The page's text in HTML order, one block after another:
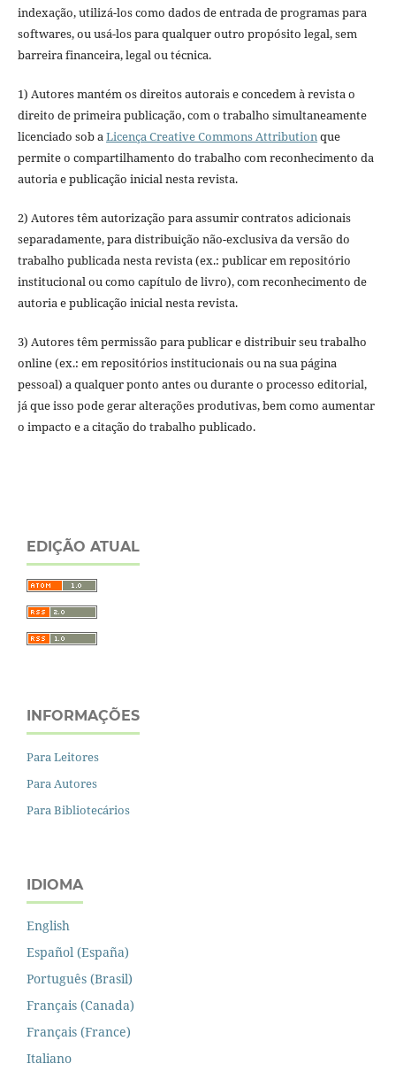
indexação, utilizá-los como dados de entrada de programas para
softwares, ou usá-los para qualquer outro propósito legal, sem
barreira financeira, legal ou técnica.
1) Autores mantém os direitos autorais e concedem à revista o
direito de primeira publicação, com o trabalho simultaneamente
licenciado sob aLicença Creative Commons Attributionque
permite o compartilhamento do trabalho com reconhecimento da
autoria e publicação inicial nesta revista.
2) Autores têm autorização para assumir contratos adicionais
separadamente, para distribuição não-exclusiva da versão do
trabalho publicada nesta revista (ex.: publicar em repositório
institucional ou como capítulo de livro), com reconhecimento de
autoria e publicação inicial nesta revista.
3) Autores têm permissão para publicar e distribuir seu trabalho
online (ex.: em repositórios institucionais ou na sua página
pessoal) a qualquer ponto antes ou durante o processo editorial,
já que isso pode gerar alterações produtivas, bem como aumentar
o impacto e a citação do trabalho publicado.
EDIÇÃO ATUAL
INFORMAÇÕES
Para Leitores
Para Autores
Para Bibliotecários
IDIOMA
English
Español (España)
Português (Brasil)
Français (Canada)
Français (France)
Italiano